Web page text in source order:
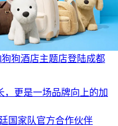
狗狗酒店主题店登陆成都
，更是一场品牌向上的加
国家队官方合作伙伴